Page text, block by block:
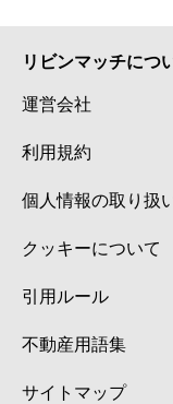
リビンマッチにつ
運営会社
利用規約
個人情報の取り扱
クッキーについて
引用ルール
不動産用語集
サイトマップ